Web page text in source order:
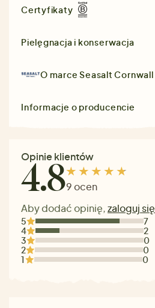
Certyfikaty
Pielęgnacja i konserwacja
O marceSeasalt Cornwall
Informacje o producencie
Opinie klientów
4.89 ocen
Aby dodać opinię,zaloguj się
5
7
4
2
3
0
2
0
1
0